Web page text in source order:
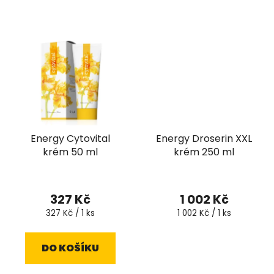
Energy Cytovital
krém 50 ml
327 Kč
Měrná
327 Kč / 1 ks
DO KOŠÍKU
Energy Droserin XXL
krém 250 ml
1 002 Kč
Měrná
1 002 Kč / 1 ks